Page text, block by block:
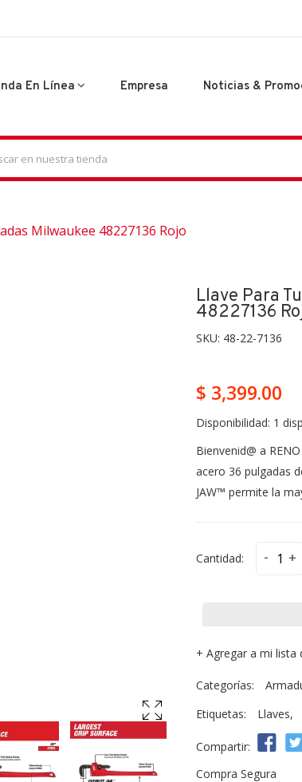
En Línea Empresa Noticias &
Milwaukee 48227136 Rojo
Llave Para
48227136
SKU: 48-22-7136
$ 3,399.00
Disponibilidad: 1
Bienvenid@ a
acero 36 pulgadas
JAW™ permite la
Cantidad: - +
+ Agregar a mi lista
Categorías:
Etiquetas:
Llaves,
Compartir:
Compra Segura